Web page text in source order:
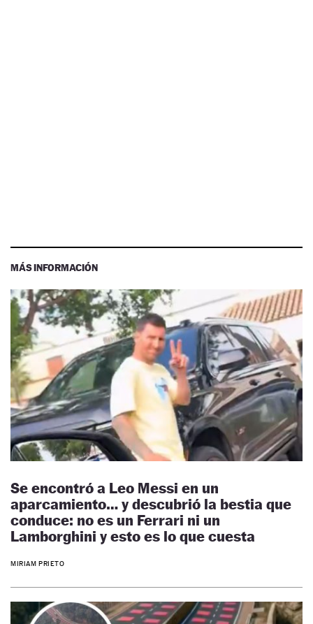
MÁS INFORMACIÓN
Se encontró a Leo Messi en un
aparcamiento… y descubrió la bestia que
conduce: no es un Ferrari ni un
Lamborghini y esto es lo que cuesta
MIRIAM PRIETO